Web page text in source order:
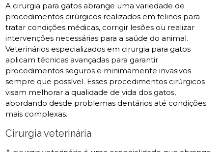
A cirurgia para gatos abrange uma variedade de
procedimentos cirúrgicos realizados em felinos para
tratar condições médicas, corrigir lesões ou realizar
intervenções necessárias para a saúde do animal.
Veterinários especializados em cirurgia para gatos
aplicam técnicas avançadas para garantir
procedimentos seguros e minimamente invasivos
sempre que possível. Esses procedimentos cirúrgicos
visam melhorar a qualidade de vida dos gatos,
abordando desde problemas dentários até condições
mais complexas.
Cirurgia veterinária